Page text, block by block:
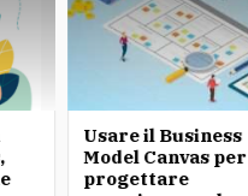
Usare il Business
Model Canvas per
progettare